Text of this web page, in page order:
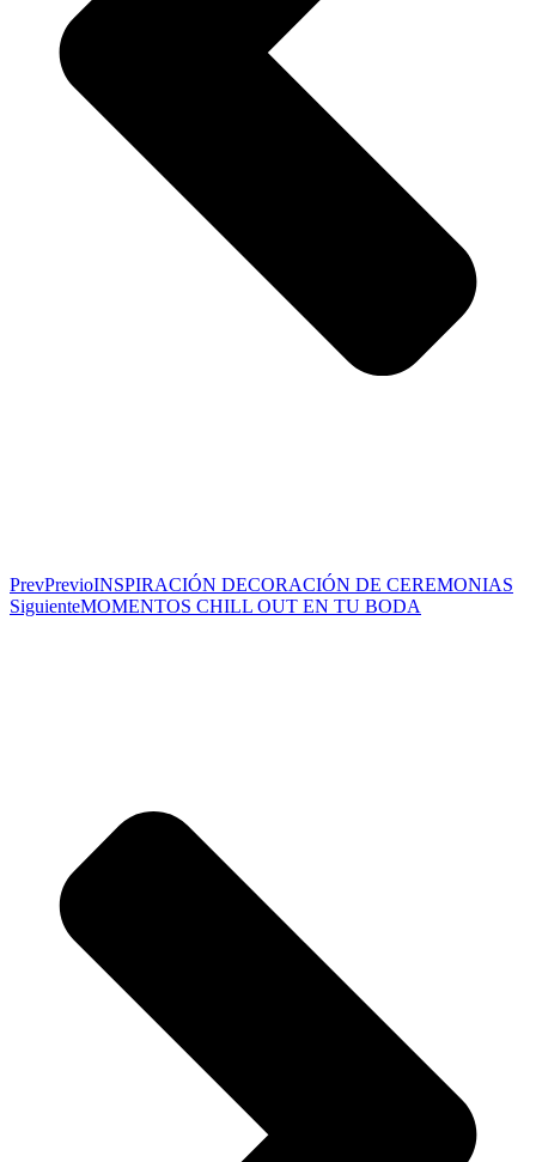
PrevPrevioINSPIRACIÓN DECORACIÓN DE CEREMONIAS
SiguienteMOMENTOS CHILL OUT EN TU BODA